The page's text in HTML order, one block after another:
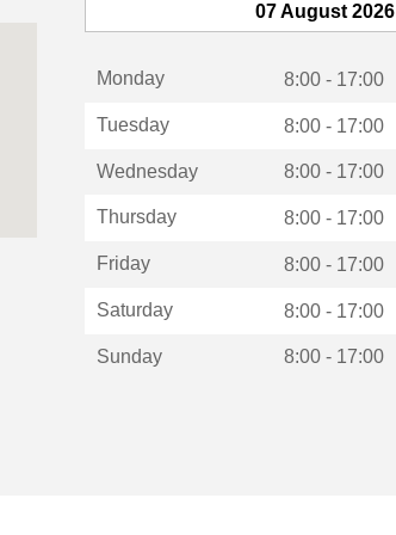
07 August 2026
Monday 8:00 - 17:00
Tuesday 8:00 - 17:00
Wednesday 8:00 - 17:00
Thursday 8:00 - 17:00
Friday 8:00 - 17:00
Saturday 8:00 - 17:00
Sunday 8:00 - 17:00